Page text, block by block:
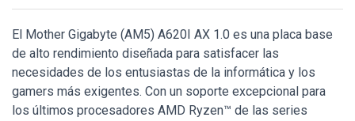
El Mother Gigabyte (AM5) A620I AX 1.0 es una placa base
de alto rendimiento diseñada para satisfacer las
necesidades de los entusiastas de la informática y los
gamers más exigentes. Con un soporte excepcional para
los últimos procesadores AMD Ryzen™ de las series